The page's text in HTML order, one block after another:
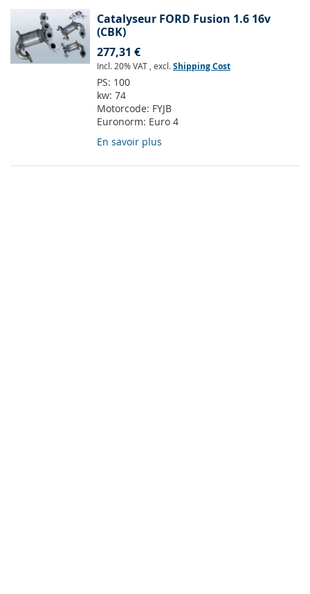
Catalyseur FORD Fusion 1.6 16v
(CBK)
277,31 €
Incl. 20% VAT , excl.Shipping Cost
PS: 100
kw: 74
Motorcode: FYJB
Euronorm: Euro 4
En savoir plus